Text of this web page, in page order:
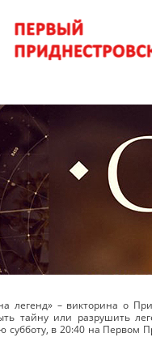
легенд» – викторина о
тайну или разрушить
субботу, в 20:40 на Первом